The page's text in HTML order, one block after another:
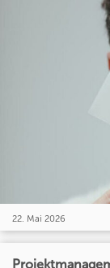
22. Mai 2026